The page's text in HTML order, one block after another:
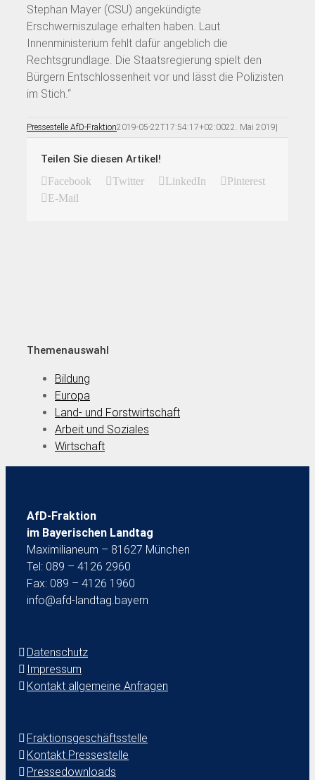
Stephan Mayer (CSU) angekündigte
Erschwerniszulage erhalten haben. Laut
Innenministerium fehlt dafür angeblich die
Rechtsgrundlage. Die Staatsregierung spielt den
Bürgern Entschlossenheit vor und lässt die Polizisten
im Stich.“
Pressestelle AfD-Fraktion2019-05-22T17:54:17+02:0022. Mai 2019|
Teilen Sie diesen Artikel!
Facebook Twitter LinkedIn
Pinterest
E-Mail
Themenauswahl
Bildung
Europa
Land- und Forstwirtschaft
Arbeit und Soziales
Wirtschaft
AfD-Fraktion
im Bayerischen Landtag
Maximilianeum – 81627 München
Tel: 089 – 4126 2960
Fax: 089 – 4126 1960
info@afd-landtag.bayern
Datenschutz
Impressum
Kontakt allgemeine Anfragen
Fraktionsgeschäftsstelle
Kontakt Pressestelle
Pressedownloads